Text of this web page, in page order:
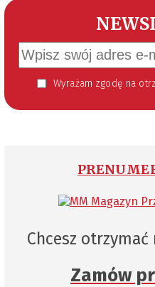
Wyrażam zgodę na otrzymywanie informacji handlowej kierowanej do mnie za pomocą środków komunikacji elektronicznej w szczególności poczty elektronicznej zgodnie z przepisem art. 10 ust 2 ustawy z dnia 18 lipca 2002 roku o
Chcesz otrzymać
Zamów